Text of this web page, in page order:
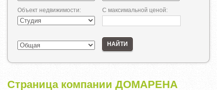
Объект недвижимости: С максимальной ценой:
НАЙТИ
Страница компании ДОМАРЕНА